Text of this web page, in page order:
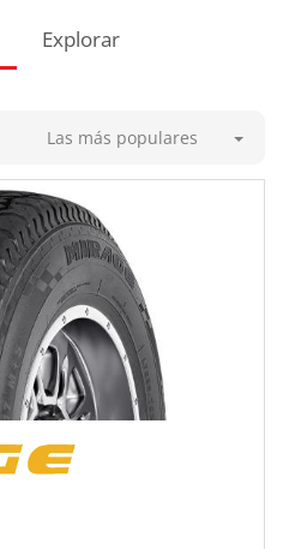
Explorar
Las más populares